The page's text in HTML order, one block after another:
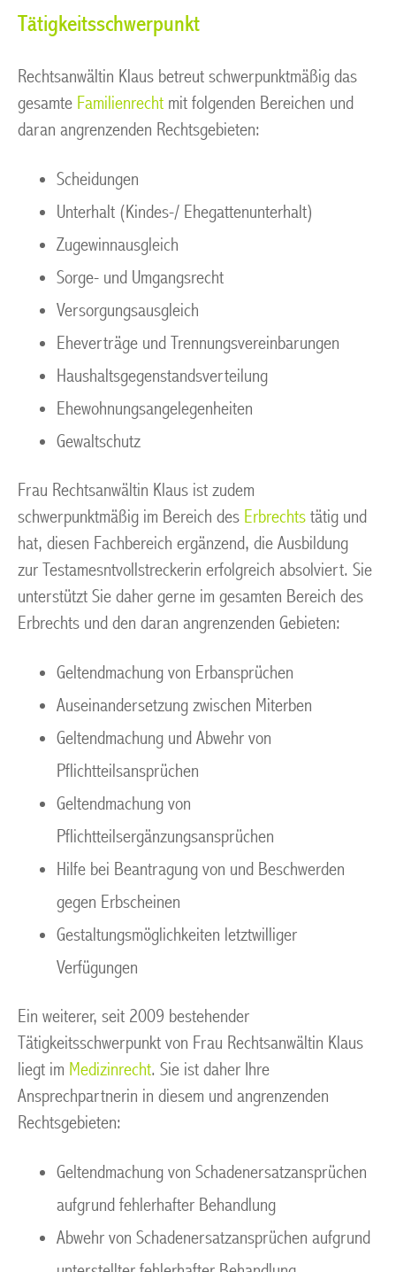
Tätigkeitsschwerpunkt
Rechtsanwältin Klaus betreut schwerpunktmäßig das
gesamte Familienrecht mit folgenden Bereichen und
daran angrenzenden Rechtsgebieten:
Scheidungen
Unterhalt (Kindes-/ Ehegattenunterhalt)
Zugewinnausgleich
Sorge- und Umgangsrecht
Versorgungsausgleich
Eheverträge und Trennungsvereinbarungen
Haushaltsgegenstandsverteilung
Ehewohnungsangelegenheiten
Gewaltschutz
Frau Rechtsanwältin Klaus ist zudem
schwerpunktmäßig im Bereich des Erbrechts tätig und
hat, diesen Fachbereich ergänzend, die Ausbildung
zur Testamesntvollstreckerin erfolgreich absolviert. Sie
unterstützt Sie daher gerne im gesamten Bereich des
Erbrechts und den daran angrenzenden Gebieten:
Geltendmachung von Erbansprüchen
Auseinandersetzung zwischen Miterben
Geltendmachung und Abwehr von
Pflichtteilsansprüchen
Geltendmachung von
Pflichtteilsergänzungsansprüchen
Hilfe bei Beantragung von und Beschwerden
gegen Erbscheinen
Gestaltungsmöglichkeiten letztwilliger
Verfügungen
Ein weiterer, seit 2009 bestehender
Tätigkeitsschwerpunkt von Frau Rechtsanwältin Klaus
liegt im Medizinrecht. Sie ist daher Ihre
Ansprechpartnerin in diesem und angrenzenden
Rechtsgebieten:
Geltendmachung von Schadenersatzansprüchen
aufgrund fehlerhafter Behandlung
Abwehr von Schadenersatzansprüchen aufgrund